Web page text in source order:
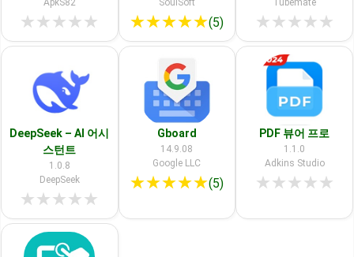
ApkS82
★★★★★
SoulSoft
★★★★★(5)
Tubemate
★★★★★
DeepSeek – AI 어시
스턴트
1.0.8
DeepSeek
★★★★★
Gboard
14.9.08
Google LLC
★★★★★(5)
PDF 뷰어 프로
1.1.0
Adkins Studio
★★★★★